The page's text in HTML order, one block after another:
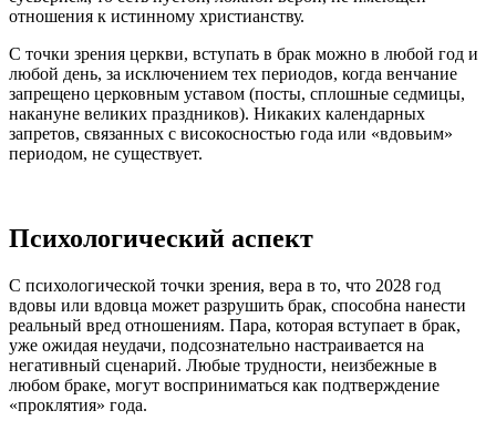
отношения к истинному христианству.
С точки зрения церкви, вступать в брак можно в любой год и
любой день, за исключением тех периодов, когда венчание
запрещено церковным уставом (посты, сплошные седмицы,
накануне великих праздников). Никаких календарных
запретов, связанных с високосностью года или «вдовьим»
периодом, не существует.
Психологический аспект
С психологической точки зрения, вера в то, что 2028 год
вдовы или вдовца может разрушить брак, способна нанести
реальный вред отношениям. Пара, которая вступает в брак,
уже ожидая неудачи, подсознательно настраивается на
негативный сценарий. Любые трудности, неизбежные в
любом браке, могут восприниматься как подтверждение
«проклятия» года.